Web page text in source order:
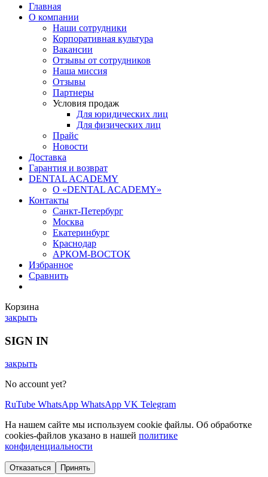
Главная
О компании
Наши сотрудники
Корпоративная культура
Вакансии
Отзывы от сотрудников
Наша миссия
Отзывы
Партнеры
Условия продаж
Для юридических лиц
Для физических лиц
Прайс
Новости
Доставка
Гарантия и возврат
DENTAL ACADEMY
О «DENTAL ACADEMY»
Контакты
Санкт-Петербург
Москва
Екатеринбург
Краснодар
АРКОМ-ВОСТОК
Избранное
Сравнить
Корзина
закрыть
SIGN IN
закрыть
No account yet?
RuTube WhatsApp WhatsApp VK Telegram
На нашем сайте мы используем cookie файлы. Об обработке
cookies-файлов указано в нашей политике
конфиденциальности
Отказаться Принять